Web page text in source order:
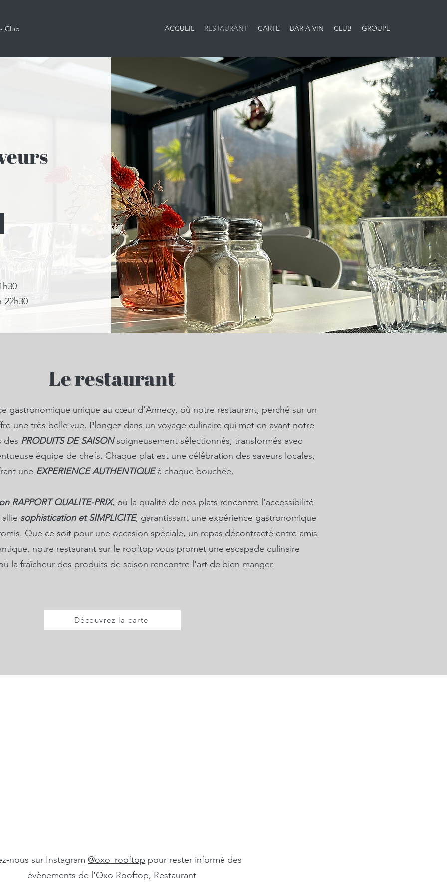
Club ACCUEIL RESTAURANT CARTE BAR A VIN CLUB GROUPE
22h30
Le restaurant
gastronomique unique au cœur d'Annecy, où notre restaurant, perché sur un
une très belle vue. Plongez dans un voyage culinaire qui met en avant notre
des PRODUITS DE SAISONsoigneusement sélectionnés, transformés avec
équipe de chefs. Chaque plat est une célébration des saveurs locales,
une EXPERIENCE AUTHENTIQUEà chaque bouchée.
RAPPORT QUALITE-PRIX, où la qualité de nos plats rencontre l'accessibilité
sophistication et SIMPLICITE, garantissant une expérience gastronomique
Que ce soit pour une occasion spéciale, un repas décontracté entre amis
notre restaurant sur le rooftop vous promet une escapade culinaire
la fraîcheur des produits de saison rencontre l'art de bien manger.
Découvrez la carte
nous sur Instagram @oxo_rooftop pour rester informé des
évènements de l'Oxo Rooftop, Restaurant